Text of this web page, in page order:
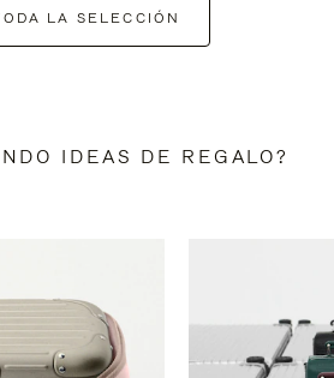
LA SELECCIÓN
IDEAS DE REGALO?